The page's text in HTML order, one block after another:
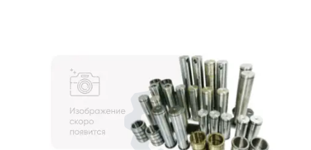
3D тур по производству
3D тур по складам